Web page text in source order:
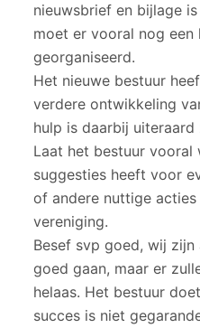
nieuwsbrief en bijlage
moet er vooral nog een
georganiseerd.
Het nieuwe bestuur
verdere ontwikkeling
hulp is daarbij uiteraard
Laat het bestuur vooral
suggesties heeft voor
of andere nuttige
vereniging.
Besef svp goed, wij
goed gaan, maar er
helaas. Het bestuur
succes is niet